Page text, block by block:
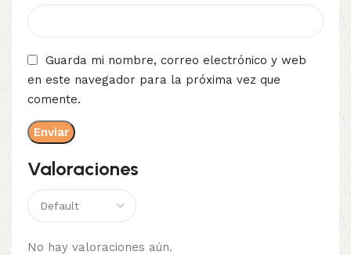
Valoraciones
No hay valoraciones aún.
Guarda mi nombre, correo electrónico y web
en este navegador para la próxima vez que
comente.